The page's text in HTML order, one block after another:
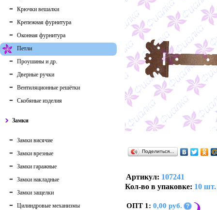
Крючки вешалки
Крепежная фурнитура
Оконная фурнитура
Петли
Проушины и др.
Дверные ручки
Вентиляционные решётки
Скобяные изделия
Замки
Замки висячие
Замки врезные
Замки гаражные
Замки накладные
Замки защелки
Цилиндровые механизмы
Поделиться…
Артикул: 107241
Кол-во в упаковке: 10 шт.
ОПТ 1: 0,00 руб. ?